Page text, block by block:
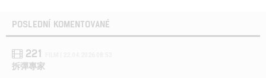
POSLEDNÍ KOMENTOVANÉ
221
拆彈專家